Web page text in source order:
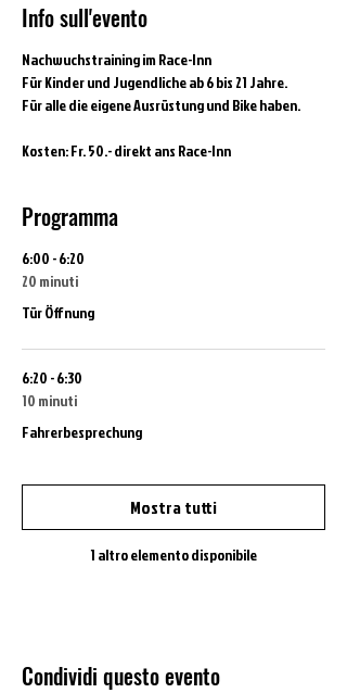
Info sull'evento
Nachwuchstraining im Race-Inn
Für Kinder und Jugendliche ab 6 bis 21 Jahre.
Für alle die eigene Ausrüstung und Bike haben.
Kosten: Fr. 50.- direkt ans Race-Inn
Programma
6:00 - 6:20
20 minuti
Tür Öffnung
6:20 - 6:30
10 minuti
Fahrerbesprechung
1 altro elemento disponibile
Mostra tutti
Condividi questo evento